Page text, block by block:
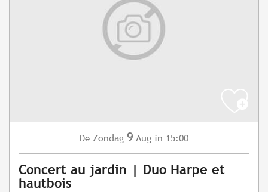
De Zondag 9 Aug in 15:00
Concert au jardin | Duo Harpe et
hautbois